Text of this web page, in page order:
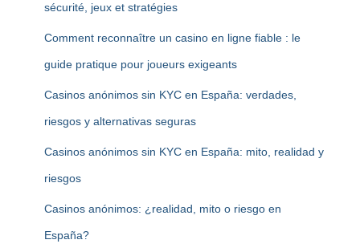
sécurité, jeux et stratégies
Comment reconnaître un casino en ligne fiable : le
guide pratique pour joueurs exigeants
Casinos anónimos sin KYC en España: verdades,
riesgos y alternativas seguras
Casinos anónimos sin KYC en España: mito, realidad y
riesgos
Casinos anónimos: ¿realidad, mito o riesgo en
España?